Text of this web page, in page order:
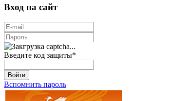
Вход на сайт
Введите код защиты*
Войти
Вспомнить пароль